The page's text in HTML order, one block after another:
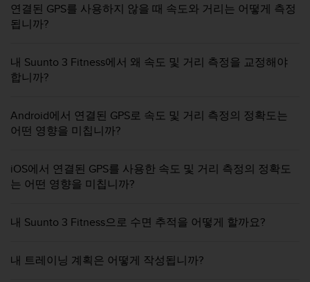
연결된 GPS를 사용하지 않을 때 속도와 거리는 어떻게 측정
됩니까?
내 Suunto 3 Fitness에서 왜 속도 및 거리 측정을 교정해야
합니까?
Android에서 연결된 GPS로 속도 및 거리 측정의 정확도는
어떤 영향을 미칩니까?
iOS에서 연결된 GPS를 사용한 속도 및 거리 측정의 정확도
는 어떤 영향을 미칩니까?
내 Suunto 3 Fitness으로 수면 추적을 어떻게 할까요?
내 트레이닝 계획은 어떻게 작성됩니까?